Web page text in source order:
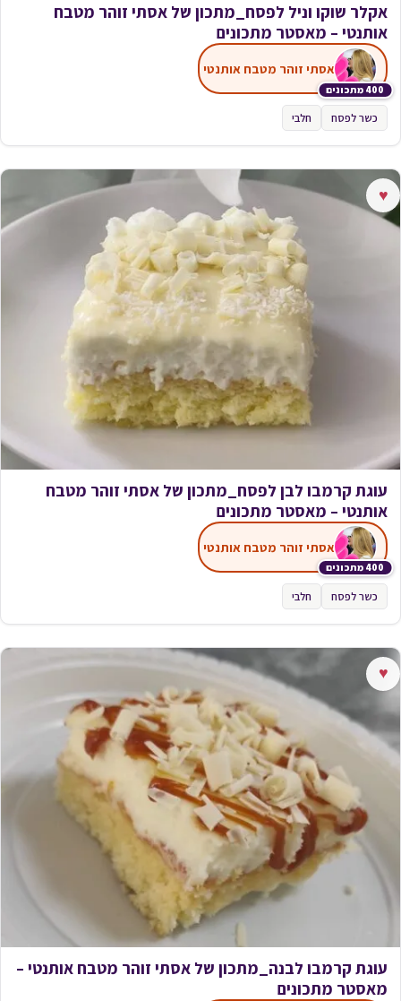
אקלר שוקו וניל לפסח_מתכון של אסתי זוהר מטבח
אותנטי – מאסטר מתכונים
400 מתכונים
אסתי זוהר מטבח אותנטי
כשר לפסח חלבי
♥
עוגת קרמבו לבן לפסח_מתכון של אסתי זוהר מטבח
אותנטי – מאסטר מתכונים
400 מתכונים
אסתי זוהר מטבח אותנטי
כשר לפסח חלבי
♥
עוגת קרמבו לבנה_מתכון של אסתי זוהר מטבח אותנטי –
מאסטר מתכונים